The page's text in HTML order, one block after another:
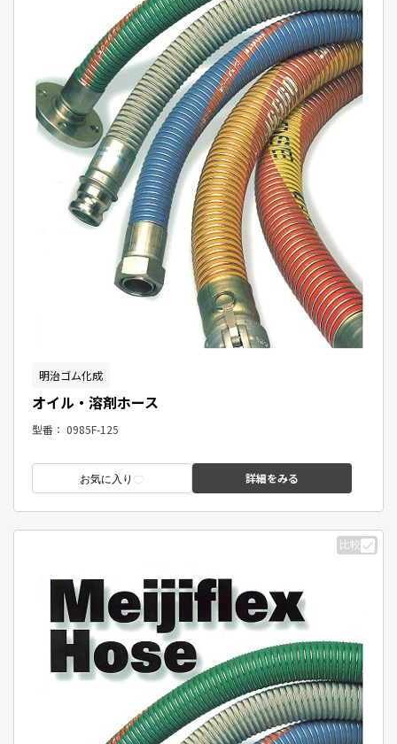
明治ゴム化成
オイル・溶剤ホース
型番： 0985F-125
お気に入り 詳細をみる
比較